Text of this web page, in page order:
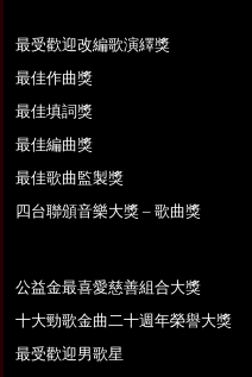
最受歡迎改編歌演繹獎
最佳作曲獎
最佳填詞獎
最佳編曲獎
最佳歌曲監製獎
四台聯頒音樂大獎 – 歌曲獎
公益金最喜愛慈善組合大獎
十大勁歌金曲二十週年榮譽大獎
最受歡迎男歌星